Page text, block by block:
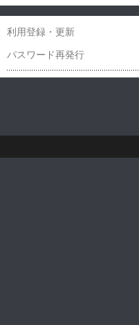
利用登録・更新
パスワード再発行